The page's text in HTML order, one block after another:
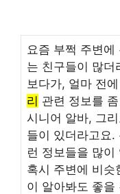
요즘 부쩍 주변
는 친구들이 많
보다가, 얼마 전
리 관련 정보를
시니어 알바, 그
들이 있더라고요.
런 정보들을 많
혹시 주변에 비
이 알아봐도 좋을